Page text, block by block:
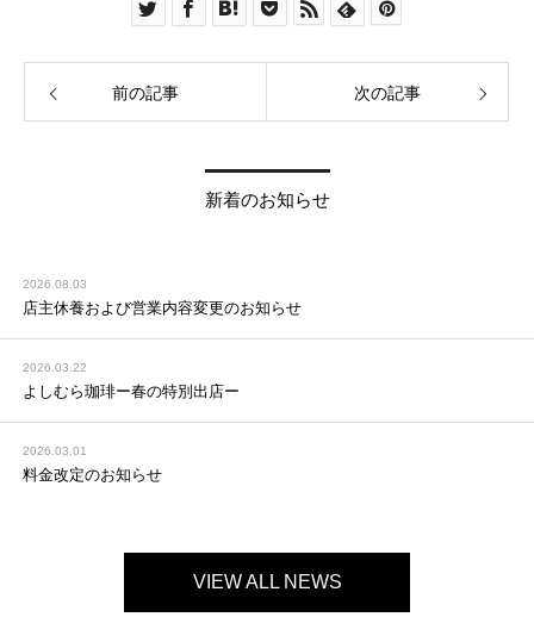
前の記事 次の記事
新着のお知らせ
2026.08.03
店主休養および営業内容変更のお知らせ
2026.03.22
よしむら珈琲ー春の特別出店ー
2026.03.01
料金改定のお知らせ
VIEW ALL NEWS